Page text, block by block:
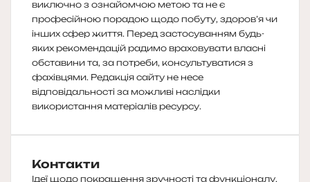
виключно з ознайомчою метою та не є
професійною порадою щодо побуту, здоров’я чи
інших сфер життя. Перед застосуванням будь-
яких рекомендацій радимо враховувати власні
обставини та, за потреби, консультуватися з
фахівцями. Редакція сайту не несе
відповідальності за можливі наслідки
використання матеріалів ресурсу.
Контакти
Ідеї щодо покращення зручності та функціоналу,